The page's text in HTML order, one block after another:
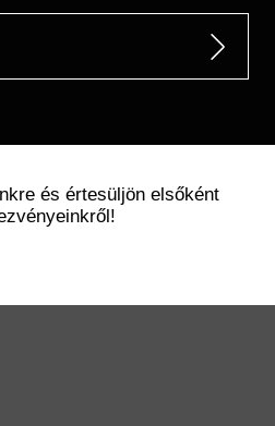
és értesüljön elsőként